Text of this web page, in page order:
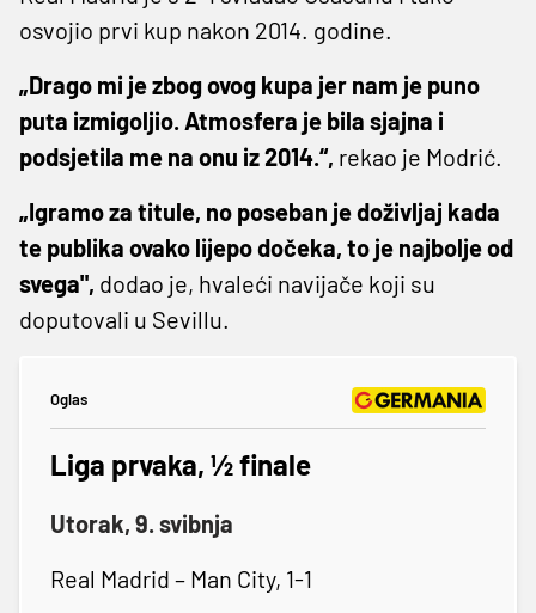
osvojio prvi kup nakon 2014. godine.
„Drago mi je zbog ovog kupa jer nam je puno
puta izmigoljio. Atmosfera je bila sjajna i
podsjetila me na onu iz 2014.“, rekao je Modrić.
„Igramo za titule, no poseban je doživljaj kada
te publika ovako lijepo dočeka, to je najbolje od
svega", dodao je, hvaleći navijače koji su
doputovali u Sevillu.
Oglas
Liga prvaka, ½ finale
Utorak, 9. svibnja
Real Madrid – Man City, 1-1